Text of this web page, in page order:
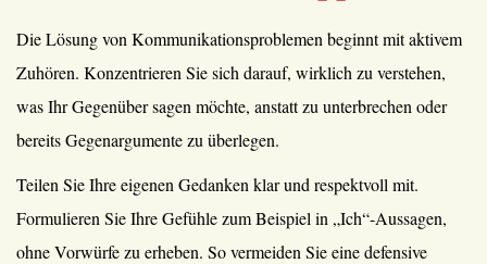
Die Lösung von Kommunikationsproblemen beginnt mit aktivem
Zuhören. Konzentrieren Sie sich darauf, wirklich zu verstehen,
was Ihr Gegenüber sagen möchte, anstatt zu unterbrechen oder
bereits Gegenargumente zu überlegen.
Teilen Sie Ihre eigenen Gedanken klar und respektvoll mit.
Formulieren Sie Ihre Gefühle zum Beispiel in „Ich“-Aussagen,
ohne Vorwürfe zu erheben. So vermeiden Sie eine defensive